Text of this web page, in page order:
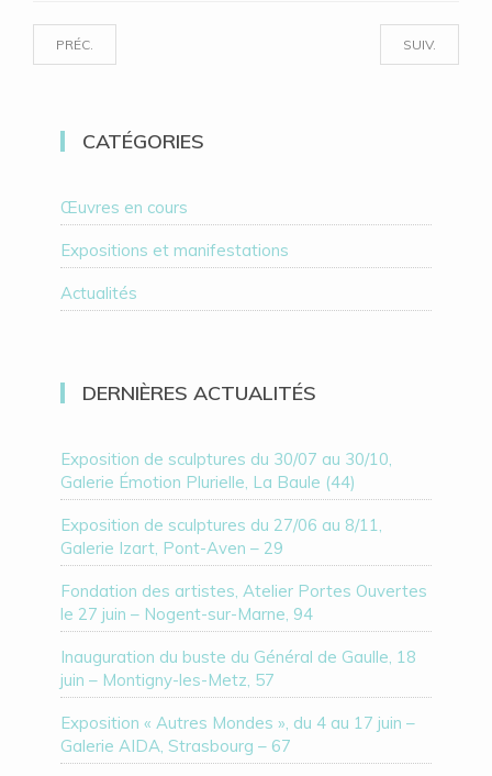
SUIV.
PRÉC.
CATÉGORIES
Œuvres en cours
Expositions et manifestations
Actualités
DERNIÈRES ACTUALITÉS
Exposition de sculptures du 30/07 au 30/10,
Galerie Émotion Plurielle, La Baule (44)
Exposition de sculptures du 27/06 au 8/11,
Galerie Izart, Pont-Aven – 29
Fondation des artistes, Atelier Portes Ouvertes
le 27 juin – Nogent-sur-Marne, 94
Inauguration du buste du Général de Gaulle, 18
juin – Montigny-les-Metz, 57
Exposition « Autres Mondes », du 4 au 17 juin –
Galerie AIDA, Strasbourg – 67